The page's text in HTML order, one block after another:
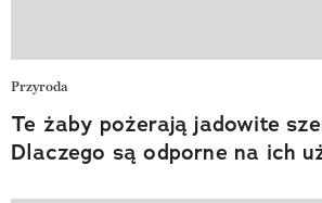
Przyroda
Te żaby pożerają jadowite
Dlaczego są odporne na ich